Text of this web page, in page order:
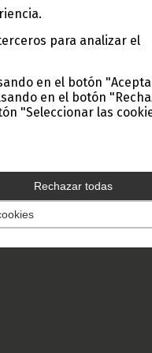
para analizar el
en el botón
en el botón
"Seleccionar las
Rechazar todas
General de
Nchama se ha reunido
sobre la
de niñas y niños en
de construir centros sin
que no están legalizados